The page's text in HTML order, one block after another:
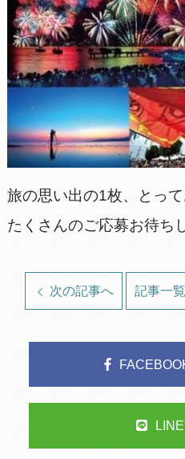
旅の思い出の1枚、とっ
たくさんのご応募お待ち
次の記事へ 記事一